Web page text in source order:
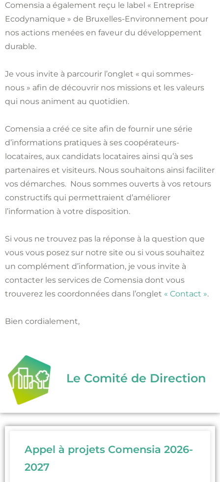
Comensia a également reçu le label « Entreprise
Ecodynamique » de Bruxelles-Environnement pour
nos actions menées en faveur du développement
durable.
Je vous invite à parcourir l’onglet « qui sommes-
nous » afin de découvrir nos missions et les valeurs
qui nous animent au quotidien.
Comensia a créé ce site afin de fournir une série
d’informations pratiques à ses coopérateurs-
locataires, aux candidats locataires ainsi qu’à ses
partenaires et visiteurs. Nous souhaitons ainsi faciliter
vos démarches. Nous sommes ouverts à vos retours
constructifs qui permettraient d’améliorer
l’information à votre disposition.
Si vous ne trouvez pas la réponse à la question que
vous vous posez sur notre site ou si vous souhaitez
un complément d’information, je vous invite à
contacter les services de Comensia dont vous
trouverez les coordonnées dans l’onglet « Contact ».
Bien cordialement,
Le Comité de Direction
Appel à projets Comensia 2026-
2027